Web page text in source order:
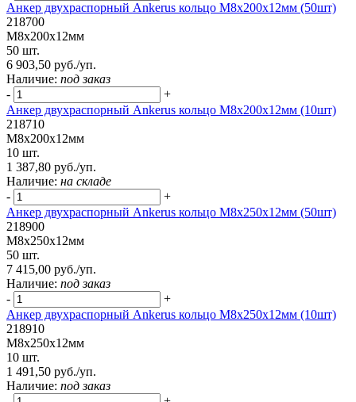
Анкер двухраспорный Ankerus кольцо М8х200х12мм (50шт)
218700
М8х200х12мм
50 шт.
6 903,50 руб./уп.
Наличие: под заказ
-
+
Анкер двухраспорный Ankerus кольцо М8х200х12мм (10шт)
218710
М8х200х12мм
10 шт.
1 387,80 руб./уп.
Наличие: на складе
-
+
Анкер двухраспорный Ankerus кольцо М8х250х12мм (50шт)
218900
М8х250х12мм
50 шт.
7 415,00 руб./уп.
Наличие: под заказ
-
+
Анкер двухраспорный Ankerus кольцо М8х250х12мм (10шт)
218910
М8х250х12мм
10 шт.
1 491,50 руб./уп.
Наличие: под заказ